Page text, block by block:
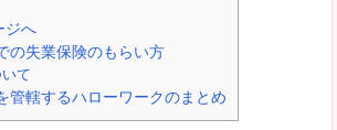
ジへ
の失業保険のもらい方
て
管轄するハローワークのまとめ